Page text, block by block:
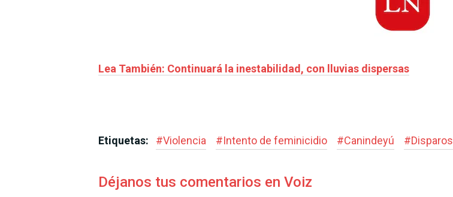
Lea También: Continuará la inestabilidad, con lluvias dispersas
Etiquetas: #Violencia #Intento de feminicidio #Canindeyú #Disparos
Déjanos tus comentarios en Voiz